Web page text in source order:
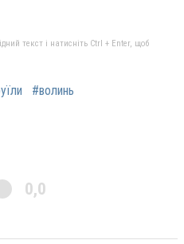
текст і натисніть Ctrl + Enter, щоб
#волинь
0,0